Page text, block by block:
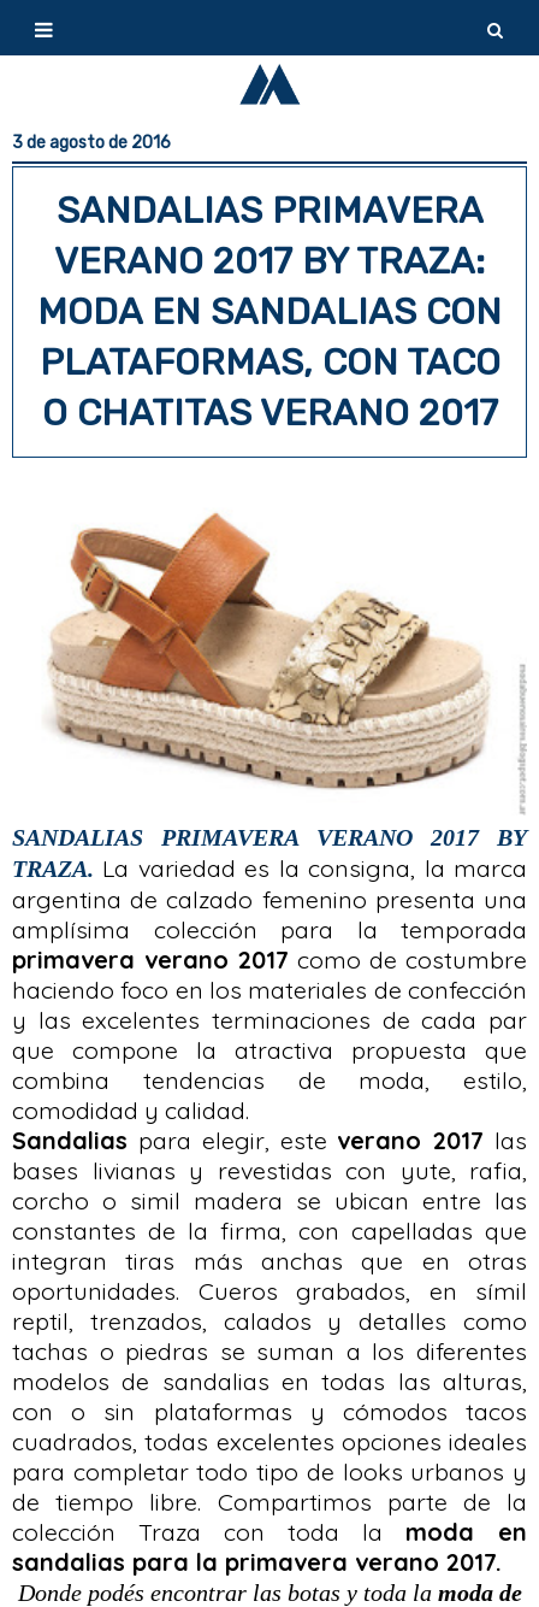
3 de agosto de 2016
SANDALIAS PRIMAVERA
VERANO 2017 BY TRAZA:
MODA EN SANDALIAS CON
PLATAFORMAS, CON TACO
O CHATITAS VERANO 2017
SANDALIAS PRIMAVERA VERANO 2017 BY
TRAZA. La variedad es la consigna, la marca
argentina de calzado femenino presenta una
amplísima colección para la temporada
primavera verano 2017 como de costumbre
haciendo foco en los materiales de confección
y las excelentes terminaciones de cada par
que compone la atractiva propuesta que
combina tendencias de moda, estilo,
comodidad y calidad.
Sandalias para elegir, este verano 2017 las
bases livianas y revestidas con yute, rafia,
corcho o simil madera se ubican entre las
constantes de la firma, con capelladas que
integran tiras más anchas que en otras
oportunidades. Cueros grabados, en símil
reptil, trenzados, calados y detalles como
tachas o piedras se suman a los diferentes
modelos de sandalias en todas las alturas,
con o sin plataformas y cómodos tacos
cuadrados, todas excelentes opciones ideales
para completar todo tipo de looks urbanos y
de tiempo libre. Compartimos parte de la
colección Traza con toda la moda en
sandalias para la primavera verano 2017.
Donde podés encontrar las botas y toda la moda de